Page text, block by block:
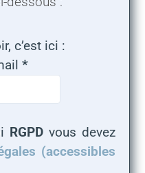
c’est ici :
*
RGPDvous devez
(accessibles